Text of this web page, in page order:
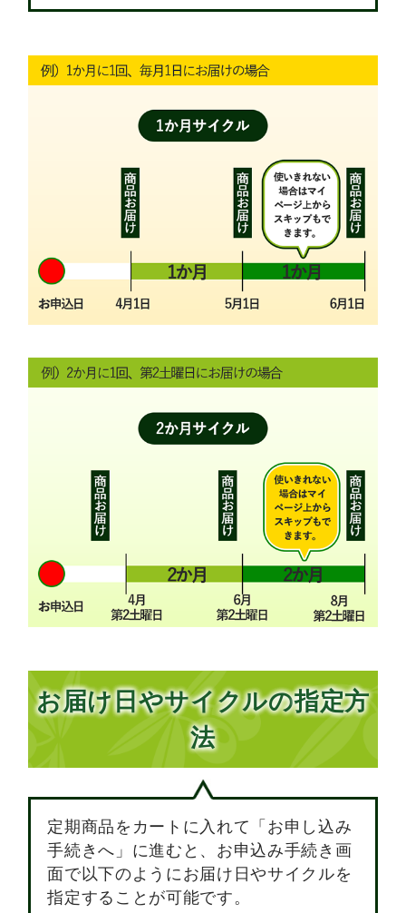
お届け日やサイクルの指定方
法
定期商品をカートに入れて「お申し込み
手続きへ」に進むと、お申込み手続き画
面で以下のようにお届け日やサイクルを
指定することが可能です。